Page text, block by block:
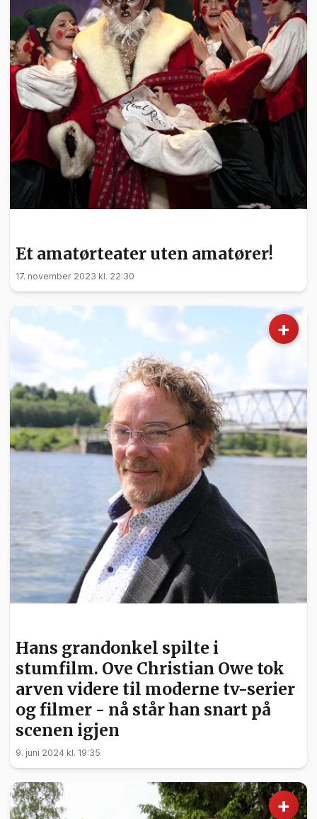
Et amatørteater uten amatører!
17. november 2023 kl. 22:30
+
Hans grandonkel spilte i
stumfilm. Ove Christian Owe tok
arven videre til moderne tv-serier
og filmer - nå står han snart på
scenen igjen
9. juni 2024 kl. 19:35
+